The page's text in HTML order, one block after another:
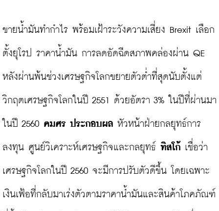
ขายน้ำมันทำกำไร พร้อมเฝ้าระวังความเสี่ยง Brexit เลือก
ตั้งยุโรป ราคาน้ำมัน การลดอัดฉีดสภาพคล่องผ่าน QE
หลังผ่านพ้นช่วงเศรษฐกิจโลกขยายตัวต่ำที่สุดนับตั้งแต่
วิกฤตเศรษฐกิจโลกในปี 2551 ด้วยอัตรา 3% ในปีที่ผ่านมา
ในปี 2560 คมศร ประกอบผล หัวหน้าฝ่ายกลยุทธ์การ
ลงทุน ศูนย์วิเคราะห์เศรษฐกิจและกลยุทธ์ ทิสโก้ เชื่อว่า
เศรษฐกิจโลกในปี 2560 จะมีการปรับตัวดีขึ้น โดยเฉพาะ
เงินเฟ้อที่กลับมาเร่งตัวตามราคาน้ำมันและสินค้าโภคภัณฑ์